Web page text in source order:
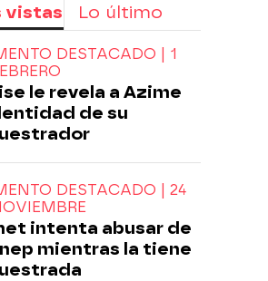
vistas Lo último
DESTACADO | 1
le revela a Azime
de su
DESTACADO | 24
intenta abusar de
mientras la tiene